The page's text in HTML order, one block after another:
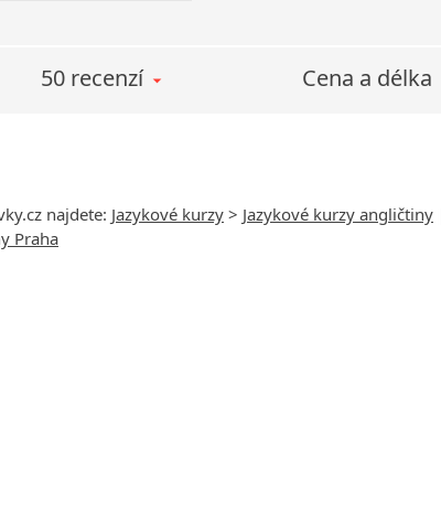
50 recenzí Cena a délka
najdete: Jazykové kurzy > Jazykové kurzy angličtiny
Praha